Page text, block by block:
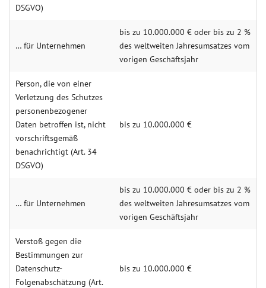
DSGVO)
… für Unternehmen
bis zu 10.000.000 € oder bis zu 2 %
des weltweiten Jahresumsatzes vom
vorigen Geschäftsjahr
Person, die von einer
Verletzung des Schutzes
personenbezogener
Daten betroffen ist, nicht
vorschriftsgemäß
benachrichtigt (Art. 34
DSGVO)
bis zu 10.000.000 €
… für Unternehmen
bis zu 10.000.000 € oder bis zu 2 %
des weltweiten Jahresumsatzes vom
vorigen Geschäftsjahr
Verstoß gegen die
Bestimmungen zur
Datenschutz-
Folgenabschätzung (Art.
bis zu 10.000.000 €